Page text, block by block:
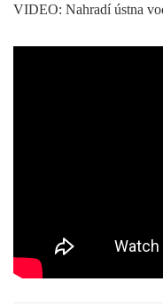
VIDEO: Nahradí ústna